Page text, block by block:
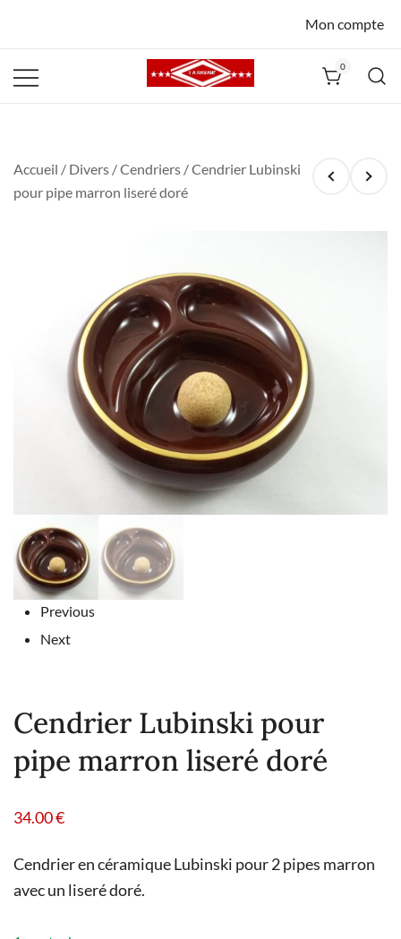
Mon compte
0
Accueil / Divers /Cendriers / Cendrier Lubinski
pour pipe marron liseré doré
Previous
Next
Cendrier Lubinski pour
pipe marron liseré doré
34.00€
Cendrier en céramique Lubinski pour 2 pipes marron
avec un liseré doré.